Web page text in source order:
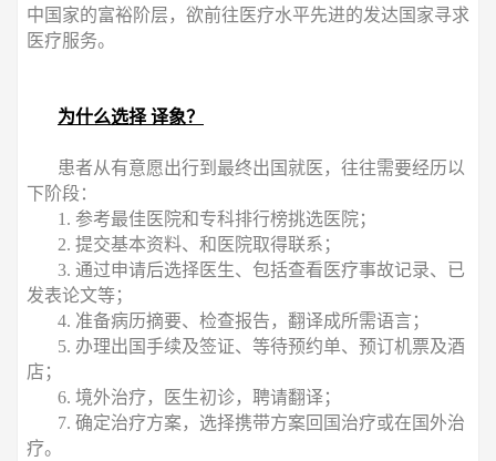
中国家的富裕阶层，欲前往医疗水平先进的发达国家寻求
医疗服务。
为什么选择 译象？
患者从有意愿出行到最终出国就医，往往需要经历以
下阶段：
1. 参考最佳医院和专科排行榜挑选医院；
2. 提交基本资料、和医院取得联系；
3. 通过申请后选择医生、包括查看医疗事故记录、已
发表论文等；
4. 准备病历摘要、检查报告，翻译成所需语言；
5. 办理出国手续及签证、等待预约单、预订机票及酒
店；
6. 境外治疗，医生初诊，聘请翻译；
7. 确定治疗方案，选择携带方案回国治疗或在国外治
疗。